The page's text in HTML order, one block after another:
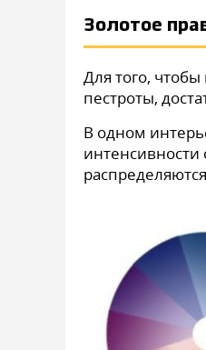
Золотое
Для того,
пестроты,
В одном
интенсивности